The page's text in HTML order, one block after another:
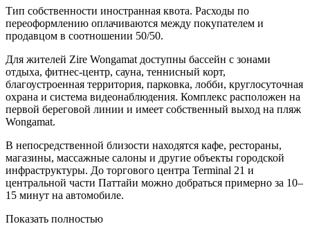
Тип собственности иностранная квота. Расходы по
переоформлению оплачиваются между покупателем и
продавцом в соотношении 50/50.
Для жителей Zire Wongamat доступны бассейн с зонами
отдыха, фитнес-центр, сауна, теннисный корт,
благоустроенная территория, парковка, лобби, круглосуточная
охрана и система видеонаблюдения. Комплекс расположен на
первой береговой линии и имеет собственный выход на пляж
Wongamat.
В непосредственной близости находятся кафе, рестораны,
магазины, массажные салоны и другие объекты городской
инфраструктуры. До торгового центра Terminal 21 и
центральной части Паттайи можно добраться примерно за 10–
15 минут на автомобиле.
Показать полностью